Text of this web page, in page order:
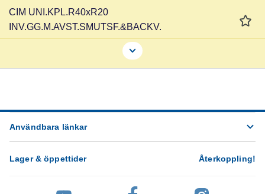
CIM UNI.KPL.R40xR20
INV.GG.M.AVST.SMUTSF.&BACKV.
Användbara länkar
Lager & öppettider Återkoppling!